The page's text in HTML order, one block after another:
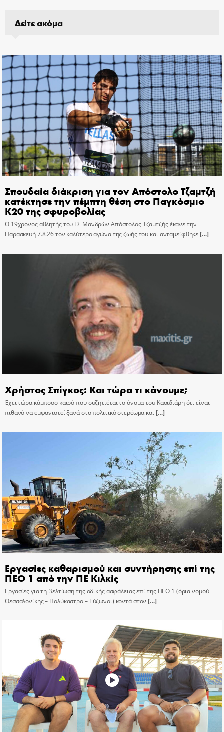
Δείτε ακόμα
Σπουδαία διάκριση για τον Απόστολο Τζαμτζή
κατέκτησε την πέμπτη θέση στο Παγκόσμιο
Κ20 της σφυροβολίας
Ο 19χρονος αθλητής του ΓΣ Μανδρών Απόστολος Τζαμτζής έκανε την
Παρασκευή 7.8.26 τον καλύτερο αγώνα της ζωής του και ανταμείφθηκε[…]
Χρήστος Σπίγκος: Και τώρα τι κάνουμε;
Έχει τώρα κάμποσο καιρό που συζητιέται το όνομα του Κασιδιάρη ότι είναι
πιθανό να εμφανιστεί ξανά στο πολιτικό στερέωμα και[…]
Εργασίες καθαρισμού και συντήρησης επί της
ΠΕΟ 1 από την ΠΕ Κιλκίς
Εργασίες για τη βελτίωση της οδικής ασφάλειας επί της ΠΕΟ 1 (όρια νομού
Θεσσαλονίκης – Πολύκαστρο – Εύζωνοι) κοντά στον […]